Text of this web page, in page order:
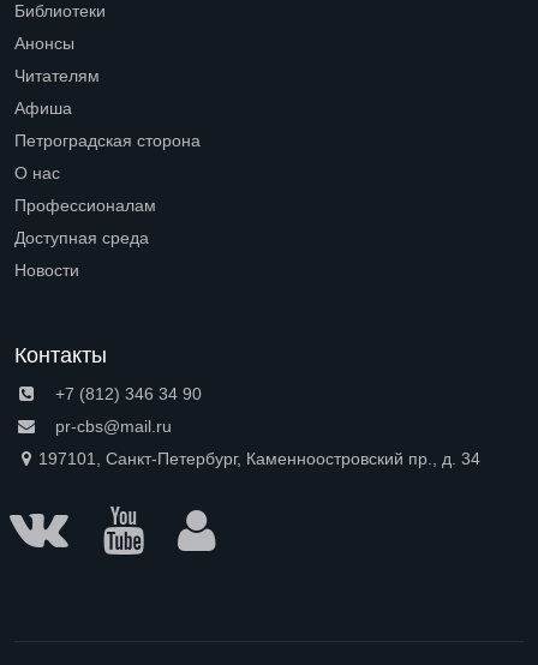
Библиотеки
Анонсы
Читателям
Афиша
Петроградская сторона
О нас
Профессионалам
Доступная среда
Новости
Контакты
+7 (812) 346 34 90
pr-cbs@mail.ru
197101, Санкт-Петербург, Каменноостровский пр., д. 34